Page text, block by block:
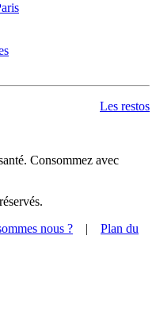
Les restos
Consommez avec
nous ? | Plan du